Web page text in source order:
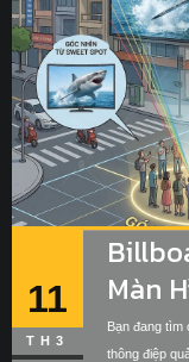
11
TH3
Màn
Bạn đang tìm
thông điệp